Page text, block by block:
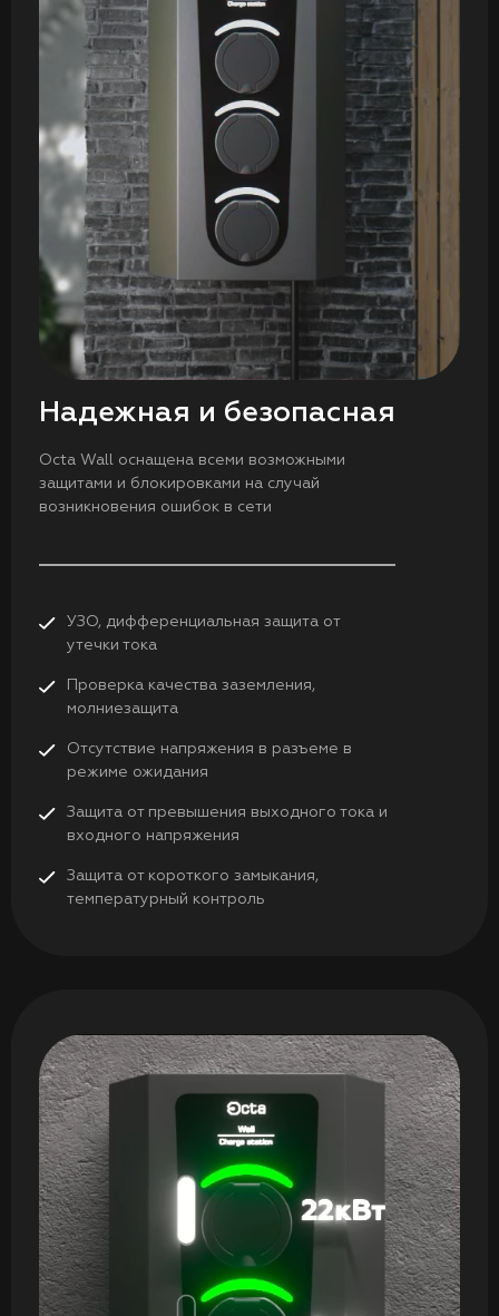
Надежная и безопасная
Octa Wall оснащена всеми возможными
защитами и блокировками на случай
возникновения ошибок в сети
УЗО, дифференциальная защита от
утечки тока
Проверка качества заземления,
молниезащита
Отсутствие напряжения в разъеме в
режиме ожидания
Защита от превышения выходного тока и
входного напряжения
Защита от короткого замыкания,
температурный контроль